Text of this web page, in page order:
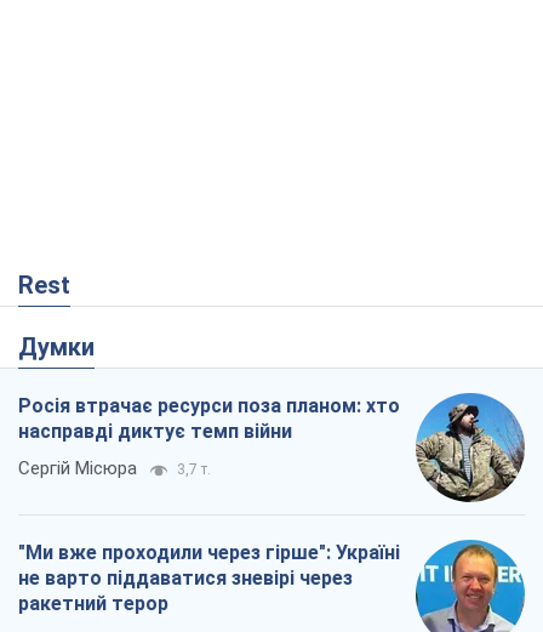
Rest
Думки
Росія втрачає ресурси поза планом: хто
насправді диктує темп війни
Сергій Місюра 3,7 т.
"Ми вже проходили через гірше": Україні
не варто піддаватися зневірі через
ракетний терор